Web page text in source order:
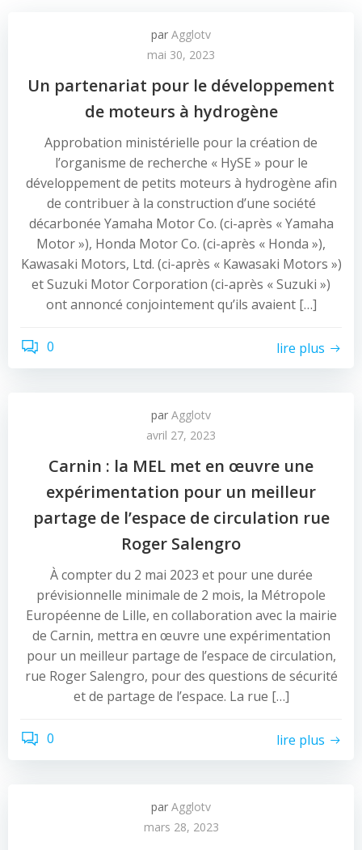
par Agglotv
mai 30, 2023
Un partenariat pour le développement
de moteurs à hydrogène
Approbation ministérielle pour la création de
l’organisme de recherche « HySE » pour le
développement de petits moteurs à hydrogène afin
de contribuer à la construction d’une société
décarbonée Yamaha Motor Co. (ci-après « Yamaha
Motor »), Honda Motor Co. (ci-après « Honda »),
Kawasaki Motors, Ltd. (ci-après « Kawasaki Motors »)
et Suzuki Motor Corporation (ci-après « Suzuki »)
ont annoncé conjointement qu’ils avaient […]
0 lire plus
par Agglotv
avril 27, 2023
Carnin : la MEL met en œuvre une
expérimentation pour un meilleur
partage de l’espace de circulation rue
Roger Salengro
À compter du 2 mai 2023 et pour une durée
prévisionnelle minimale de 2 mois, la Métropole
Européenne de Lille, en collaboration avec la mairie
de Carnin, mettra en œuvre une expérimentation
pour un meilleur partage de l’espace de circulation,
rue Roger Salengro, pour des questions de sécurité
et de partage de l’espace. La rue […]
0 lire plus
par Agglotv
mars 28, 2023